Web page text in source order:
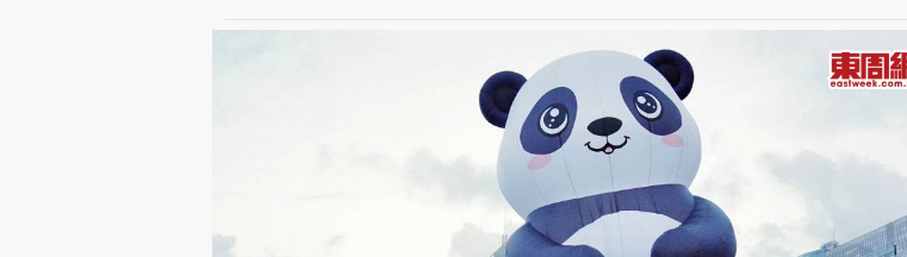
會員活動
東周JETSO
玄學靈異
智富天下 李
神機妙算
緣來有理